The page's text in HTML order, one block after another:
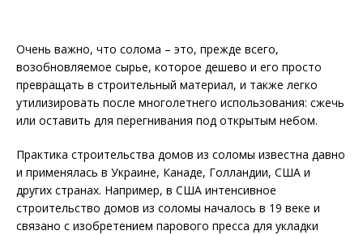
Очень важно, что солома – это, прежде всего,
возобновляемое сырье, которое дешево и его просто
превращать в строительный материал, и также легко
утилизировать после многолетнего использования: сжечь
или оставить для перегнивания под открытым небом.
Практика строительства домов из соломы известна давно
и применялась в Украине, Канаде, Голландии, США и
других странах. Например, в США интенсивное
строительство домов из соломы началось в 19 веке и
связано с изобретением парового пресса для укладки